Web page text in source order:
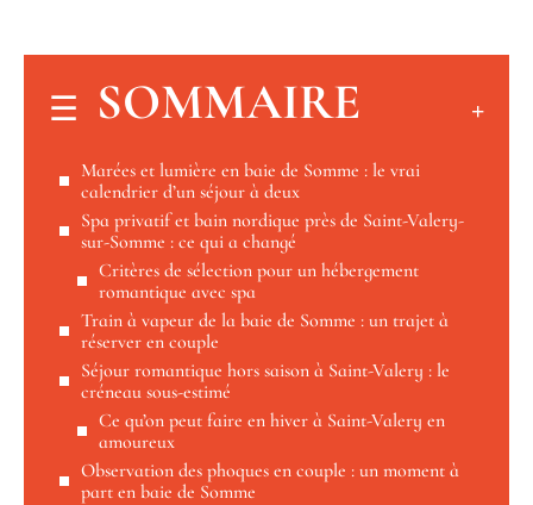
SOMMAIRE
Marées et lumière en baie de Somme : le vrai
calendrier d’un séjour à deux
Spa privatif et bain nordique près de Saint-Valery-
sur-Somme : ce qui a changé
Critères de sélection pour un hébergement
romantique avec spa
Train à vapeur de la baie de Somme : un trajet à
réserver en couple
Séjour romantique hors saison à Saint-Valery : le
créneau sous-estimé
Ce qu’on peut faire en hiver à Saint-Valery en
amoureux
Observation des phoques en couple : un moment à
part en baie de Somme